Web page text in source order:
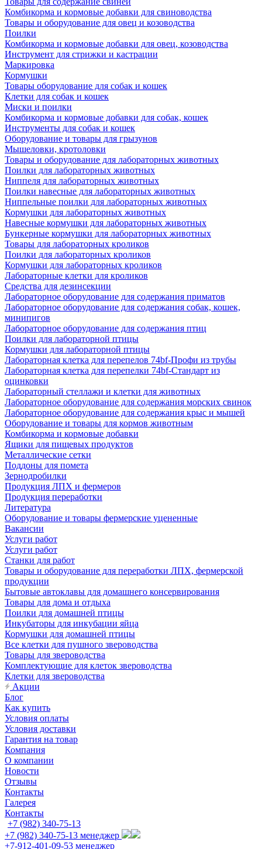
Комбикорма и кормовые добавки для свиноводства
Товары и оборудование для овец и козоводства
Поилки
Комбикорма и кормовые добавки для овец, козоводства
Инструмент для стрижки и кастрации
Маркировка
Кормушки
Товары оборудование для собак и кошек
Клетки для собак и кошек
Миски и поилки
Комбикорма и кормовые добавки для собак, кошек
Инструменты для собак и кошек
Оборудование и товары для грызунов
Мышеловки, кротоловки
Товары и оборудование для лабораторных животных
Поилки для лабораторных животных
Ниппеля для лабораторных животных
Поилки навесные для лабораторных животных
Ниппельные поилки для лабораторных животных
Кормушки для лабораторных животных
Навесные кормушки для лабораторных животных
Бункерные кормушки для лабораторных животных
Товары для лабораторных кроликов
Поилки для лабораторных кроликов
Кормушки для лабораторных кроликов
Лабораторные клетки для кроликов
Средства для дезинсекции
Лабораторное оборудование для содержания приматов
Лабораторное оборудование для содержания собак, кошек,
минипигов
Лабораторное оборудование для содержания птиц
Поилки для лабораторной птицы
Кормушки для лабораторной птицы
Лабораторная клетка для перепелов 74bf-Профи из трубы
Лабораторная клетка для перепелки 74bf-Стандарт из
оцинковки
Лабораторный стеллажи и клетки для животных
Лабораторное оборудование для содержания морских свинок
Лабораторное оборудование для содержания крыс и мышей
Оборудование и товары для кормов животным
Комбикорма и кормовые добавки
Ящики для пищевых продуктов
Металлические сетки
Поддоны для помета
Зернодробилки
Продукция ЛПХ и фермеров
Продукция переработки
Литература
Оборудование и товары фермерские уцененные
Вакансии
Услуги работ
Услуги работ
Станки для работ
Товары и оборудование для переработки ЛПХ, фермерской
продукции
Бытовые автоклавы для домашнего консервирования
Товары для дома и отдыха
Поилки для домашней птицы
Инкубаторы для инкубации яйца
Кормушки для домашней птицы
Все клетки для пушного звероводства
Товары для звероводства
Комплектующие для клеток звероводства
Клетки для звероводства
Акции
Блог
Как купить
Условия оплаты
Условия доставки
Гарантия на товар
Компания
О компании
Новости
Отзывы
Контакты
Галерея
Контакты
+7 (982) 340-75-13
+7 (982) 340-75-13 менеджер
+7-912-401-09-53 менеджер